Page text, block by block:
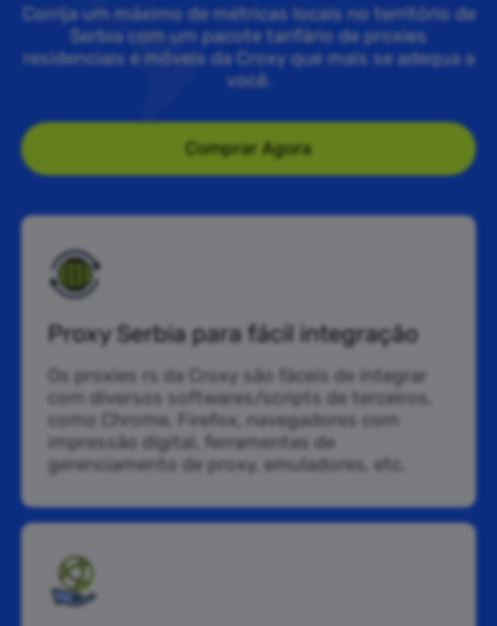
Corrija um máximo de métricas locais no território de
Serbia com um pacote tarifário de proxies
residenciais e móveis da Croxy que mais se adequa a
você.
Comprar Agora
Proxy Serbia para fácil integração
Os proxies rs da Croxy são fáceis de integrar
com diversos softwares/scripts de terceiros,
como Chrome, Firefox, navegadores com
impressão digital, ferramentas de
gerenciamento de proxy, emuladores, etc.